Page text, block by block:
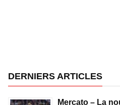
DERNIERS ARTICLES
Mercato – La